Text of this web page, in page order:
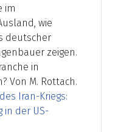
im
wie
deutscher
zeigen.
in
Von M. Rottach.
Iran-Kriegs:
in der US-